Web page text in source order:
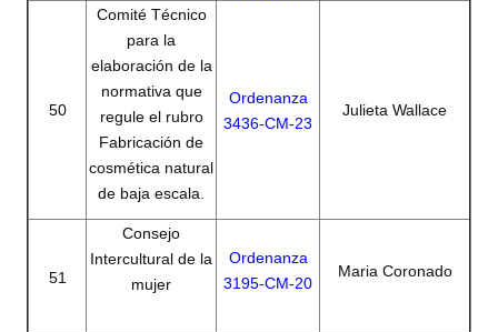
50
Comité Técnico
para la
elaboración de la
normativa que
regule el rubro
Fabricación de
cosmética natural
de baja escala.
Ordenanza
3436-CM-23
Julieta Wallace
51
Consejo
Intercultural de la
mujer
Ordenanza
3195-CM-20
Maria Coronado